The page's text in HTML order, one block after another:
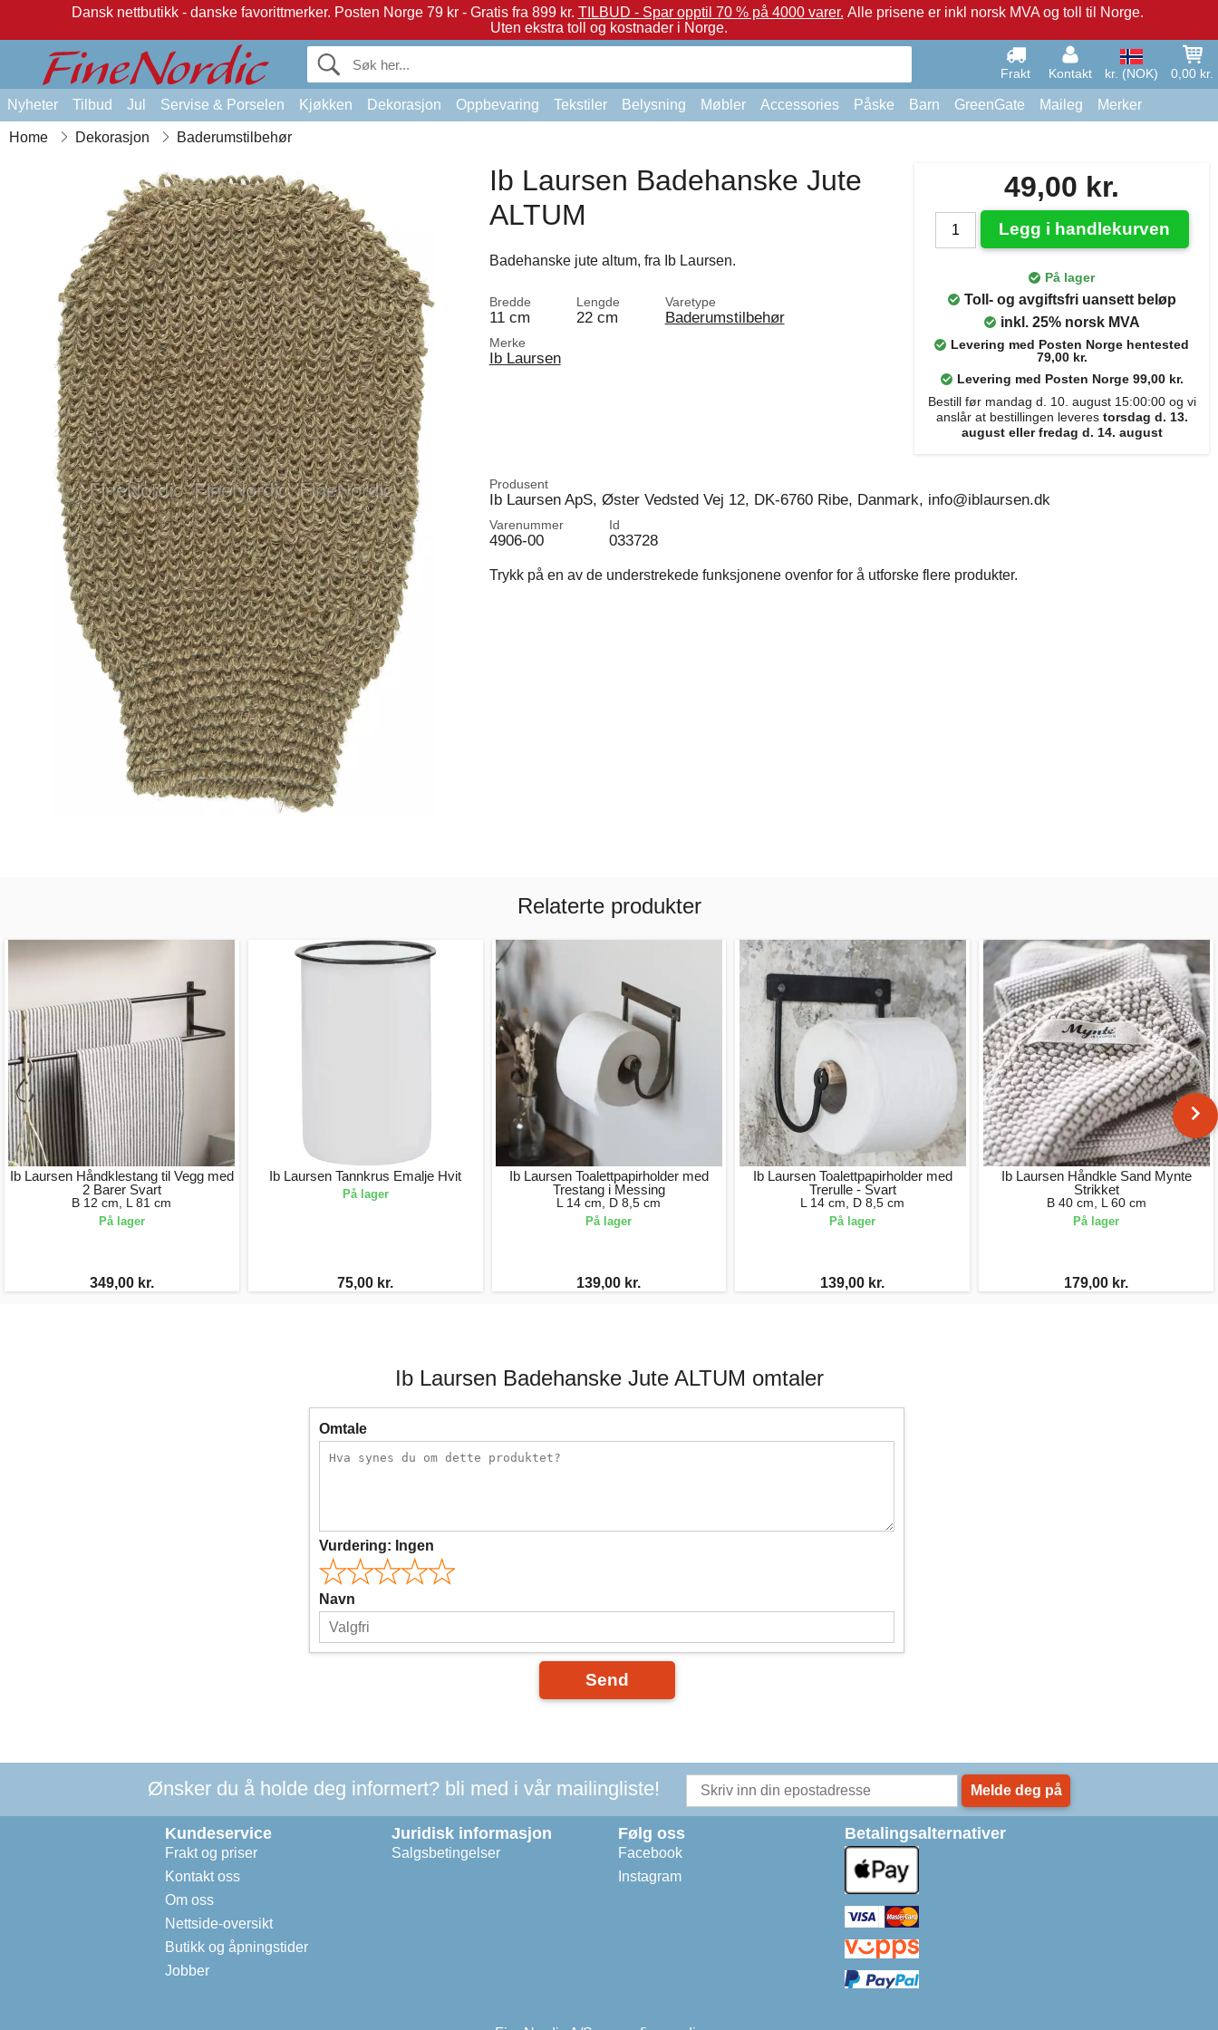
Dansk nettbutikk - danske favorittmerker. Posten Norge 79 kr - Gratis fra 899 kr. TILBUD - Spar opptil 70 % på 4000 varer. Alle prisene er inkl norsk MVA og toll til Norge.
Uten ekstra toll og kostnader i Norge.
Frakt Kontakt kr. (NOK) 0,00 kr.
Nyheter Tilbud Jul Servise & Porselen Kjøkken Dekorasjon Oppbevaring Tekstiler Belysning Møbler Accessories Påske Barn GreenGate Maileg Merker
Home Dekorasjon Baderumstilbehør
49,00 kr.
Legg i handlekurven
På lager
Toll- og avgiftsfri uansett beløp
inkl. 25% norsk MVA
Levering med Posten Norge hentested
79,00 kr.
Levering med Posten Norge 99,00 kr.
Bestill før mandag d. 10. august 15:00:00 og vi
anslår at bestillingen leveres torsdag d. 13.
august eller fredag d. 14. august
Ib Laursen Badehanske Jute
ALTUM
Badehanske jute altum, fra Ib Laursen.
Bredde
11 cm
Lengde
22 cm
Varetype
Baderumstilbehør
Merke
Ib Laursen
Produsent
Ib Laursen ApS, Øster Vedsted Vej 12, DK-6760 Ribe, Danmark, info@iblaursen.dk
Varenummer
4906-00
Id
033728
Trykk på en av de understrekede funksjonene ovenfor for å utforske flere produkter.
Relaterte produkter
Ib Laursen Håndklestang til Vegg med
2 Barer Svart
B 12 cm, L 81 cm
På lager
349,00 kr.
Ib Laursen Tannkrus Emalje Hvit
På lager
75,00 kr.
Ib Laursen Toalettpapirholder med
Trestang i Messing
L 14 cm, D 8,5 cm
På lager
139,00 kr.
Ib Laursen Toalettpapirholder med
Trerulle - Svart
L 14 cm, D 8,5 cm
På lager
139,00 kr.
Ib Laursen Håndkle Sand Mynte
Strikket
B 40 cm, L 60 cm
På lager
179,00 kr.
Ib Laursen Badehanske Jute ALTUM omtaler
Omtale
Vurdering: Ingen
Navn
Send
Ønsker du å holde deg informert? bli med i vår mailingliste! Melde deg på
Kundeservice
Frakt og priser
Kontakt oss
Om oss
Nettside-oversikt
Butikk og åpningstider
Jobber
Juridisk informasjon
Salgsbetingelser
Følg oss
Facebook
Instagram
Betalingsalternativer